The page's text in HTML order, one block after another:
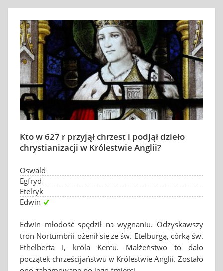
Kto w 627 r przyjął chrzest i podjął dzieło
chrystianizacji w Królestwie Anglii?
Oswald
Egfryd
Etelryk
Edwin
Edwin młodość spędził na wygnaniu. Odzyskawszy
tron Nortumbrii ożenił się ze św. Etelburgą, córką św.
Ethelberta I, króla Kentu. Małżeństwo to dało
początek chrześcijaństwu w Królestwie Anglii. Zostało